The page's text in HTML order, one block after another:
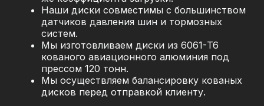
Наши диски совместимы с большинством
датчиков давления шин и тормозных
систем.
Мы изготовливаем диски из 6061-T6
кованого авиационного алюминия под
прессом 120 тонн.
Мы осуществляем балансировку кованых
дисков перед отправкой клиенту.